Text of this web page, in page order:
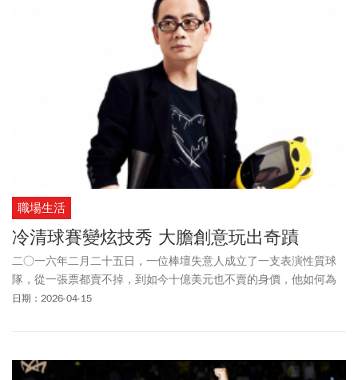
去的陪伴並給予對方祝福。最後他再強調：「我有做過的事，一定
會承認，並且認錯反省。但沒有做過的事，我也必須予以澄清。對
於曾因我的行為感到受傷的人，表達最深的歉意，一定會記取教訓
反省改進，謝謝大家的關心。」進一步強調，未來如果還有任何指
控，與事實明顯不符，無法逐一自證清白的狀況下，會將交由司法
調查，釐清真相。以下摘錄佀廣洋臉書回應17項指控1、有人指控我
五歲幼兒園時，曾在同學的頭髮上塗白膠。因時隔23年，完全沒有
印象。但我尊重那位同學他現在的感受，我願意表達歉意 。2、有人
指控，我在國中時期時，曾對她們取了綽號造成傷害，現在我知道
他們的感受，我一定要對他們表達深深的歉意。3、在訂外賣時，由
於送餐誤點，我發了訊息詢問是否出了車禍。我本來是出於關心沒
有惡意，但用詞讓對方不舒服，我還是要表達深深的歉意4、有人說
我把亞斯伯格症同學從椅子上推倒。這是在國中時期，我們因故拉
扯，我不慎推倒了他，當時雙方家長都有到校，當下我有表達歉
意。在此，我還要再次表達歉意。5、而我過去的兩段感情也被提
及。對於不愉快分手，處理的不夠成熟，我也一直深自反省，也要
再次道歉，更要感謝過去的陪伴並給予對方祝福。曾經做過的事，
說，我在求學期間，因為成績不好，就讓全校一起陪我重考。我必
須鄭重澄清，絕對沒有這件事！7、有人說，因為警衛不認識我，我
職場生活
冷清球賽變炫技秀 大膽創意玩出奇蹟
二○一六年二月二十五日，一位棒壇失意人成立了一支表演性質球
隊，從一張票都賣不掉，到如今十億美元也不賣的身價，他如何為
自己開創這場人生的美好遭遇？
日期：2026-04-15